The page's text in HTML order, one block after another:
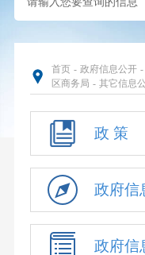
首页 - 政府信息公开 -
区商务局 - 其它信息
政 策
政府信
政府信